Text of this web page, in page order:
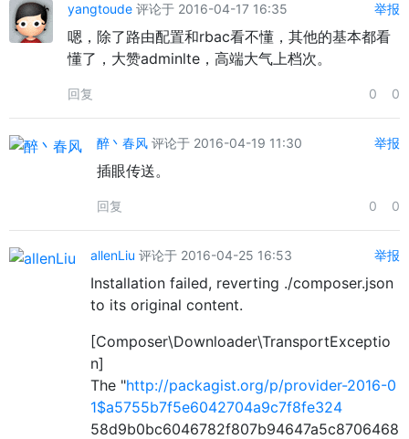
yangtoude 评论于 2016-04-17 16:35 举报
嗯，除了路由配置和rbac看不懂，其他的基本都看
懂了，大赞adminlte，高端大气上档次。
回复 0 0
醉丶春风 评论于 2016-04-19 11:30 举报
插眼传送。
回复 0 0
allenLiu 评论于 2016-04-25 16:53 举报
Installation failed, reverting ./composer.json
to its original content.
[Composer\Downloader\TransportExceptio
n]
The "http://packagist.org/p/provider-2016-0
1$a5755b7f5e6042704a9c7f8fe324
58d9b0bc6046782f807b94647a5c8706468